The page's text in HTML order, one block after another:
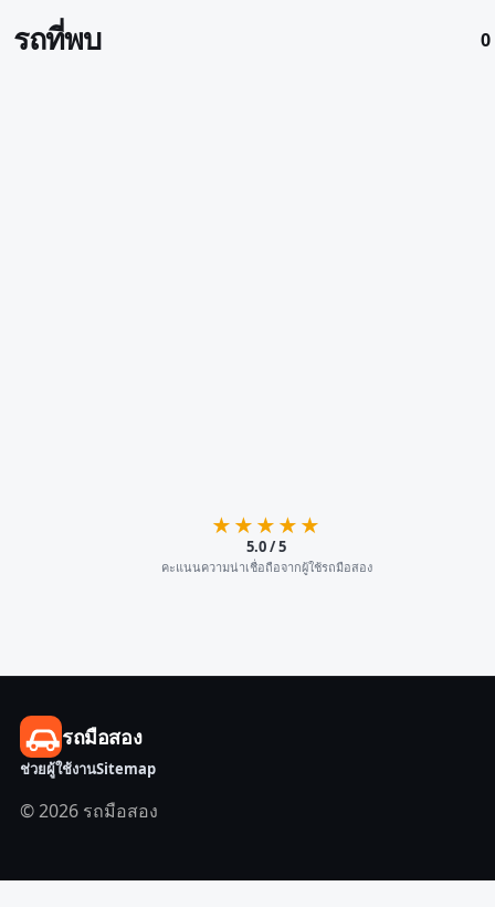
รถที่พบ
★★★★★
5.0 / 5
คะแนนความน่าเชื่อถือจากผู้ใช้รถมือสอง
รถมือสอง
ช่วยผู้ใช้งานSitemap
© 2026 รถมือสอง